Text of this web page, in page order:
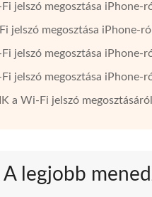
jelszó megosztása iPhone-
jelszó megosztása iPhone-
jelszó megosztása iPhone-
jelszó megosztása iPhone-
a Wi-Fi jelszó megosztásáról
A legjobb